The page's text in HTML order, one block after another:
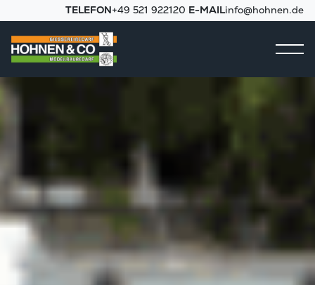
TELEFON+49 521 922120 E-MAILinfo@hohnen.de